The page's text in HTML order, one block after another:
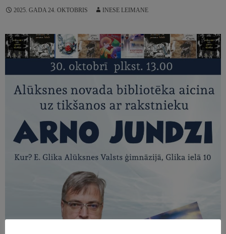
2025. GADA 24. OKTOBRIS INESE LEIMANE